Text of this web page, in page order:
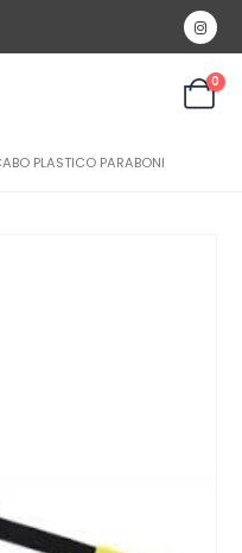
0
PLASTICO PARABONI